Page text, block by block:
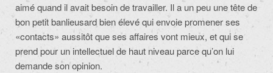
aimé quand il avait besoin de travailler. Il a un peu une tête de
bon petit banlieusard bien élevé qui envoie promener ses
«contacts» aussitôt que ses affaires vont mieux, et qui se
prend pour un intellectuel de haut niveau parce qu’on lui
demande son opinion.